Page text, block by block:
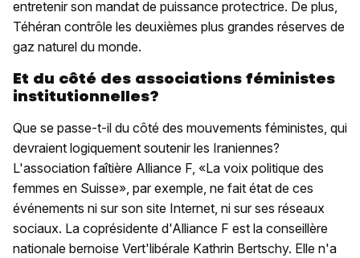
entretenir son mandat de puissance protectrice. De plus,
Téhéran contrôle les deuxièmes plus grandes réserves de
gaz naturel du monde.
Et du côté des associations féministes
institutionnelles?
Que se passe-t-il du côté des mouvements féministes, qui
devraient logiquement soutenir les Iraniennes?
L'association faîtière Alliance F, «La voix politique des
femmes en Suisse», par exemple, ne fait état de ces
événements ni sur son site Internet, ni sur ses réseaux
sociaux. La coprésidente d'Alliance F est la conseillère
nationale bernoise Vert'libérale Kathrin Bertschy. Elle n'a